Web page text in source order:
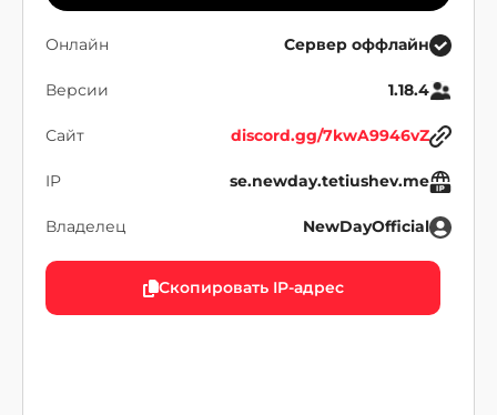
Онлайн Сервер оффлайн
Версии 1.18.4
Сайт discord.gg/7kwA9946vZ
IP se.newday.tetiushev.me
Владелец NewDayOfficial
Скопировать IP-адрес